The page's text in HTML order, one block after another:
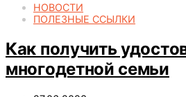
НОВОСТИ
ПОЛЕЗНЫЕ ССЫЛКИ
Как получить
многодетной семьи